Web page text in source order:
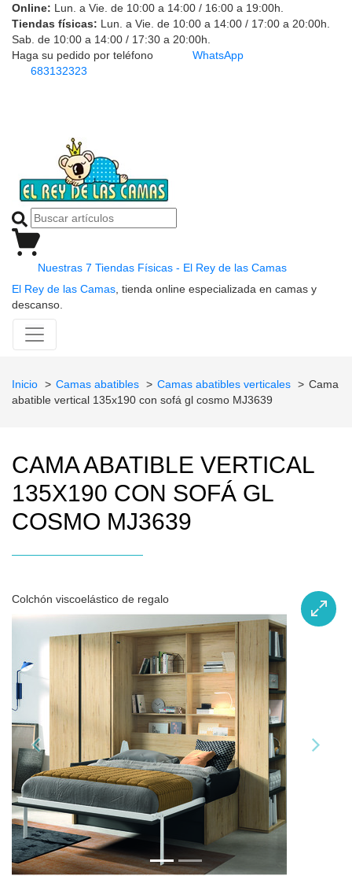
Online: Lun. a Vie. de 10:00 a 14:00 / 16:00 a 19:00h.
Tiendas físicas: Lun. a Vie. de 10:00 a 14:00 / 17:00 a 20:00h.
Sab. de 10:00 a 14:00 / 17:30 a 20:00h.
Haga su pedido por teléfono
683132323
WhatsApp
Nuestras 7 Tiendas Físicas - El Rey de las Camas
El Rey de las Camas , tienda online especializada en camas y
descanso.
Inicio Camas abatibles Camas abatibles verticales
Cama
abatible vertical 135x190 con sofá gl cosmo MJ3639
CAMA ABATIBLE VERTICAL
135X190 CON SOFÁ GL
COSMO MJ3639
Colchón viscoelástico de regalo